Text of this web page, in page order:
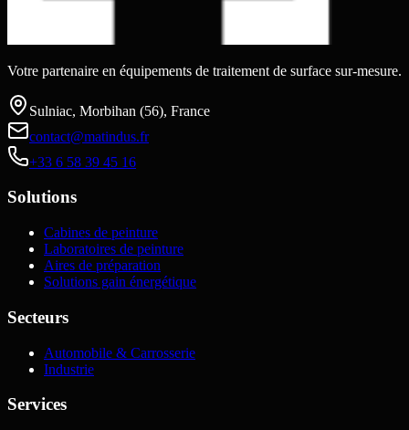
Votre partenaire en équipements de traitement de surface sur-mesure.
Sulniac, Morbihan (56), France
contact@matindus.fr
+33 6 58 39 45 16
Solutions
Cabines de peinture
Laboratoires de peinture
Aires de préparation
Solutions gain énergétique
Secteurs
Automobile & Carrosserie
Industrie
Services